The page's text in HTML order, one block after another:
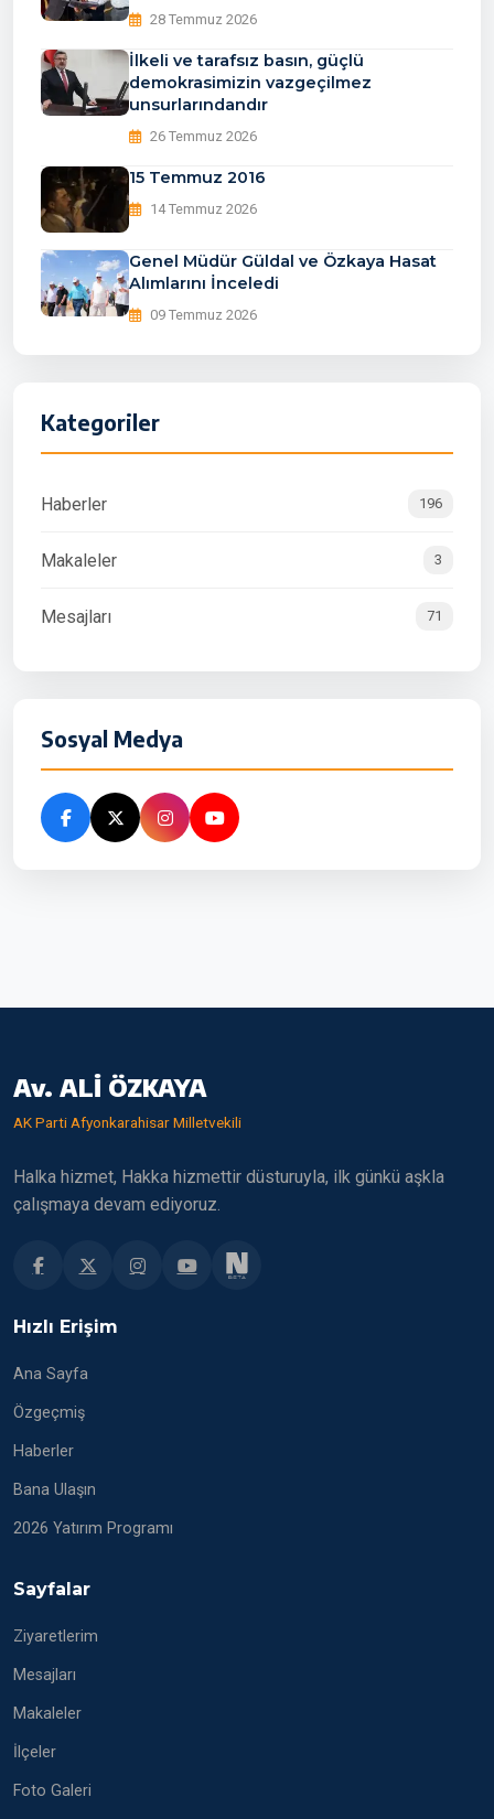
28 Temmuz 2026
İlkeli ve tarafsız basın, güçlü
demokrasimizin vazgeçilmez
unsurlarındandır
26 Temmuz 2026
15 Temmuz 2016
14 Temmuz 2026
Genel Müdür Güldal ve Özkaya Hasat
Alımlarını İnceledi
09 Temmuz 2026
Kategoriler
Haberler 196
Makaleler 3
Mesajları 71
Sosyal Medya
Av. ALİ ÖZKAYA
AK Parti Afyonkarahisar Milletvekili
Halka hizmet, Hakka hizmettir düsturuyla, ilk günkü aşkla
çalışmaya devam ediyoruz.
Hızlı Erişim
Ana Sayfa
Özgeçmiş
Haberler
Bana Ulaşın
2026 Yatırım Programı
Sayfalar
Ziyaretlerim
Mesajları
Makaleler
İlçeler
Foto Galeri